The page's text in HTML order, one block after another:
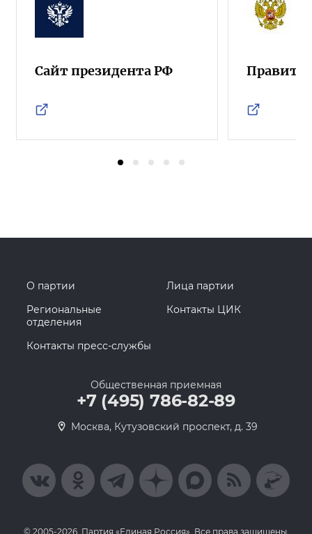
Сайт президента РФ
О партии
Лица партии
Региональные
отделения
Контакты ЦИК
Контакты пресс-службы
Общественная приемная
+7 (495) 786-82-89
Москва, Кутузовский проспект, д. 39
© 2005-2026, Партия «Единая Россия». Все права защищены.